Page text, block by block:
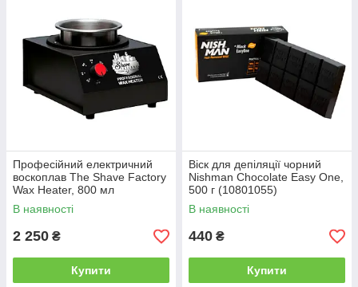
Професійний електричний
воскоплав The Shave Factory
Wax Heater, 800 мл
(10308015)
В наявності
2 250 ₴
Купити
Віск для депіляції чорний
Nishman Chocolate Easy One,
500 г (10801055)
В наявності
440 ₴
Купити